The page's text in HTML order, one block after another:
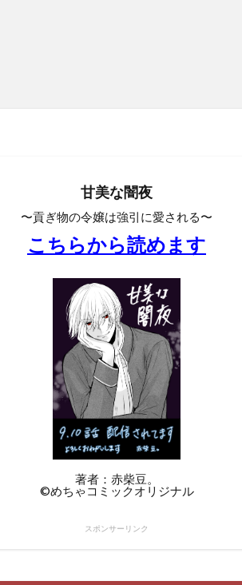
甘美な闇夜
〜貢ぎ物の令嬢は強引に愛される〜
こちらから読めます
著者：赤柴豆。
©︎めちゃコミックオリジナル
スポンサーリンク